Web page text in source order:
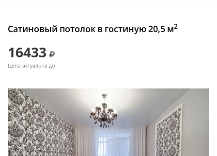
Сатиновый потолок в гостиную 20,5 м2
16433
Цена актуальна до